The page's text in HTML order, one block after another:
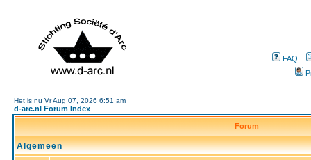
FAQ
Het is nu Vr Aug 07, 2026 6:51 am
d-arc.nl Forum Index
Forum
Algemeen